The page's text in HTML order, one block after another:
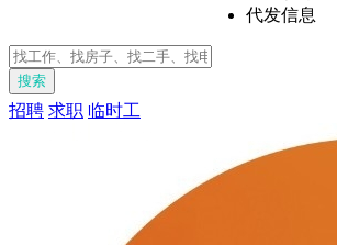
代发信息
搜索
招聘 求职 临时工